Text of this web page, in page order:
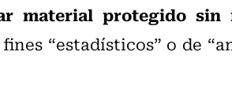
material protegido
“estadísticos” o de